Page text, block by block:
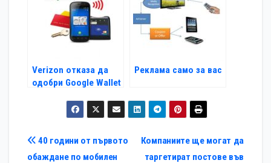
Verizon отказа да
одобри Google Wallet
Реклама само за вас
Навигация
Компаниите ще могат да
таргетират постове във
40 години от първото
обаждане по мобилен